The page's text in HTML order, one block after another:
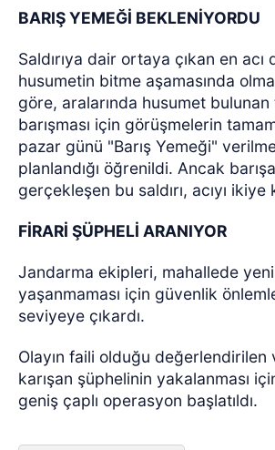
BARIŞ YEMEĞİ BEKLENİYORDU
Saldırıya dair ortaya çıkan en acı
husumetin bitme aşamasında
göre, aralarında husumet bulunan
barışması için görüşmelerin
pazar günü "Barış Yemeği"
planlandığı öğrenildi. Ancak
gerçekleşen bu saldırı, acıyı ikiye
FİRARİ ŞÜPHELİ ARANIYOR
Jandarma ekipleri, mahallede
yaşanmaması için güvenlik
seviyeye çıkardı.
Olayın faili olduğu değerlendirilen
karışan şüphelinin yakalanması
geniş çaplı operasyon başlatıldı.